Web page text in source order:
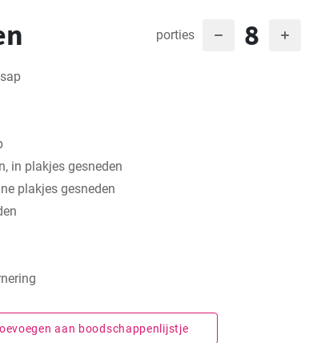
porties 8
in plakjes gesneden
plakjes gesneden
aan boodschappenlijstje